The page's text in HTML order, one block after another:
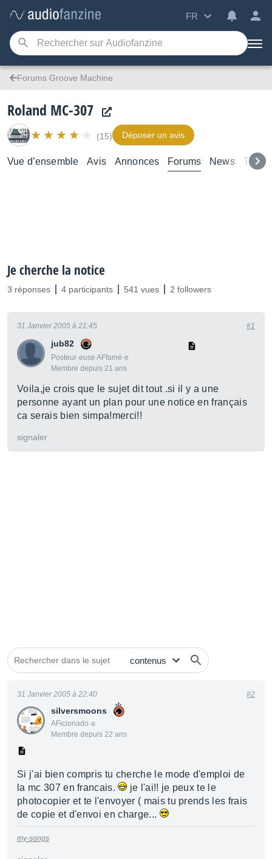
FR
Forums Groove Machine
Roland MC-307
(15) Déposer un avis
Vue d’ensemble Avis Annonces Forums News Test
Je cherche la notice
3 réponses 4 participants 541 vues 2 followers
jub82
Posteur·euse AFfamé·e
Membre depuis 21 ans
31 Janvier 2005 à 21:45 #1
Voila,je crois que le sujet dit tout .si il y a une
personne ayant un plan pour une notice en français
ca serais bien simpa!merci!!
signaler
silversmoons
AFicionado·a
Membre depuis 22 ans
31 Janvier 2005 à 22:40 #2
Si j'ai bien compris tu cherche le mode d'emploi de
la mc 307 en francais.
je l'ai!! je peux te le
photocopier et te l'envoyer ( mais tu prends les frais
de copie et d'envoi en charge...
my-songs